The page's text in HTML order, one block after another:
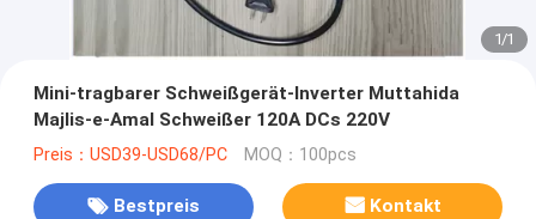
1/1
Mini-tragbarer Schweißgerät-Inverter Muttahida
Majlis-e-Amal Schweißer 120A DCs 220V
Preis：USD39-USD68/PC MOQ：100pcs
Bestpreis Kontakt